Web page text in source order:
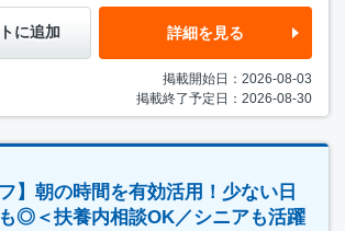
に追加 詳細を見る
掲載開始日：2026-08-03
掲載終了予定日：2026-08-30
】朝の時間を有効活用！少ない日
◎＜扶養内相談OK／シニアも活躍